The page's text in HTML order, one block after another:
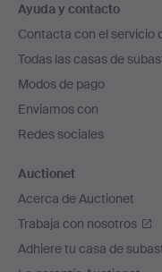
en
el
pie
de
página
Ayuda y contacto
Contacta con el servicio
Todas las casas de
Modos de pago
Enviamos con
Redes sociales
Auctionet
Acerca de Auctionet
Trabaja con nosotros
Adhiere tu casa de